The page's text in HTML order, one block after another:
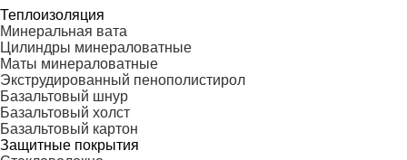
Теплоизоляция
Минеральная вата
Цилиндры минераловатные
Маты минераловатные
Экструдированный пенополистирол
Базальтовый шнур
Базальтовый холст
Базальтовый картон
Защитные покрытия